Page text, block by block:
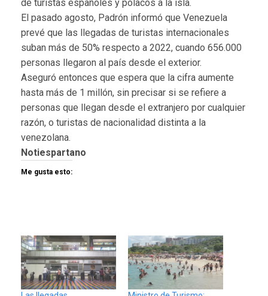
de turistas españoles y polacos a la isla.
El pasado agosto, Padrón informó que Venezuela
prevé que las llegadas de turistas internacionales
suban más de 50% respecto a 2022, cuando 656.000
personas llegaron al país desde el exterior.
Aseguró entonces que espera que la cifra aumente
hasta más de 1 millón, sin precisar si se refiere a
personas que llegan desde el extranjero por cualquier
razón, o turistas de nacionalidad distinta a la
venezolana.
Notiespartano
Me gusta esto: